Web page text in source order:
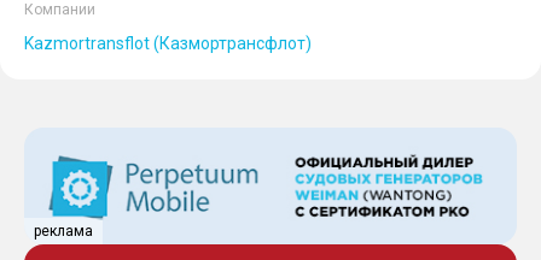
Компании
Kazmortransflot (Казмортрансфлот)
реклама